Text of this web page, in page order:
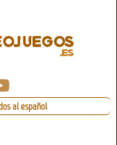
al español